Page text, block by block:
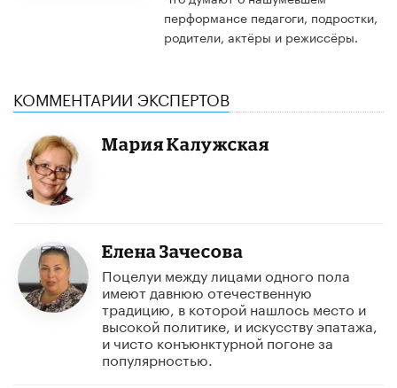
перформансе педагоги, подростки,
родители, актёры и режиссёры.
КОММЕНТАРИИ ЭКСПЕРТОВ
Мария Калужская
Елена Зачесова
Поцелуи между лицами одного пола
имеют давнюю отечественную
традицию, в которой нашлось место и
высокой политике, и искусству эпатажа,
и чисто конъюнктурной погоне за
популярностью.